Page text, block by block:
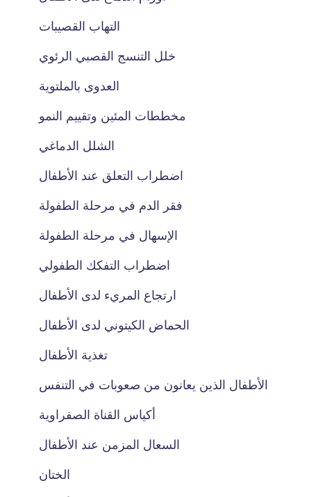
التهاب القصيبات
خلل التنسج القصبي الرئوي
العدوى بالملتوية
مخططات المئين وتقييم النمو
الشلل الدماغي
اضطراب التعلق عند الأطفال
فقر الدم في مرحلة الطفولة
الإسهال في مرحلة الطفولة
اضطراب التفكك الطفولي
ارتجاع المريء لدى الأطفال
الحماض الكيتوني لدى الأطفال
تغذية الأطفال
الأطفال الذين يعانون من صعوبات في التنفس
أكياس القناة الصفراوية
السعال المزمن عند الأطفال
الختان